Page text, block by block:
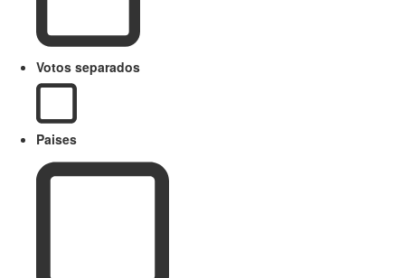
Votos separados
Paises